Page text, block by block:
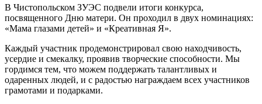
В Чистопольском ЗУЭС подвели итоги конкурса,
посвященного Дню матери. Он проходил в двух номинациях:
«Мама глазами детей» и «Креативная Я».
Каждый участник продемонстрировал свою находчивость,
усердие и смекалку, проявив творческие способности. Мы
гордимся тем, что можем поддержать талантливых и
одаренных людей, и с радостью награждаем всех участников
грамотами и подарками.